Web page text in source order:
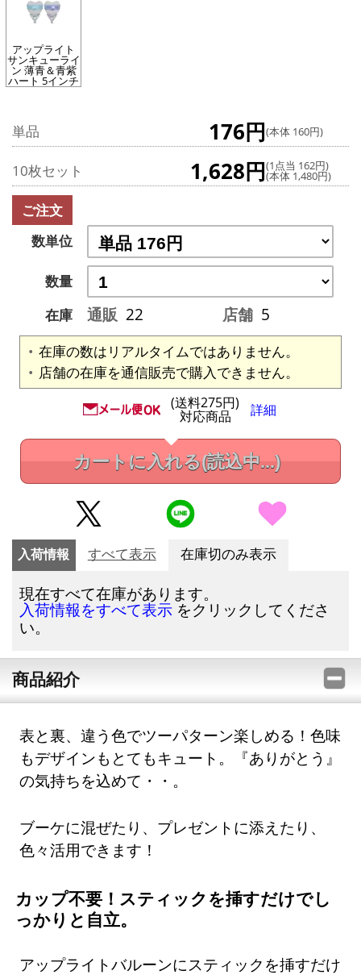
アップライト
サンキューライ
ン 薄青＆青紫
ハート 5インチ
単品 176円(本体 160円)
10枚セット 1,628円(1点当 162円)
(本体 1,480円)
ご注文
数単位
数量
在庫
通販 22 店舗 5
在庫の数はリアルタイムではありません。
店舗の在庫を通信販売で購入できません。
(送料275円)
対応商品 詳細
カートに入れる(読込中...)
入荷情報 すべて表示 在庫切のみ表示
現在すべて在庫があります。
入荷情報をすべて表示 をクリックしてくださ
い。
商品紹介
表と裏、違う色でツーパターン楽しめる！色味
もデザインもとてもキュート。『ありがとう』
の気持ちを込めて・・。
ブーケに混ぜたり、プレゼントに添えたり、
色々活用できます！
カップ不要！スティックを挿すだけでし
っかりと自立。
アップライトバルーンにスティックを挿すだけ